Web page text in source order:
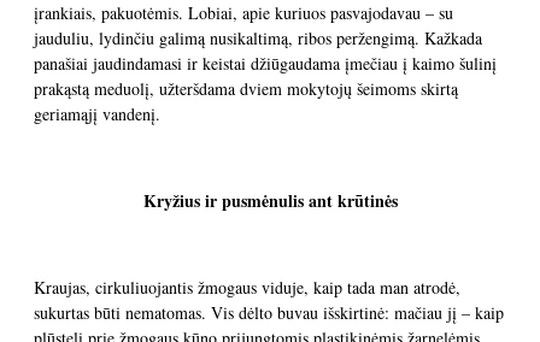
įrankiais, pakuotėmis. Lobiai, apie kuriuos pasvajodavau – su
jauduliu, lydinčiu galimą nusikaltimą, ribos peržengimą. Kažkada
panašiai jaudindamasi ir keistai džiūgaudama įmečiau į kaimo šulinį
prakąstą meduolį, užteršdama dviem mokytojų šeimoms skirtą
geriamąjį vandenį.
Kryžius ir pusmėnulis ant krūtinės
Kraujas, cirkuliuojantis žmogaus viduje, kaip tada man atrodė,
sukurtas būti nematomas. Vis dėlto buvau išskirtinė: mačiau jį – kaip